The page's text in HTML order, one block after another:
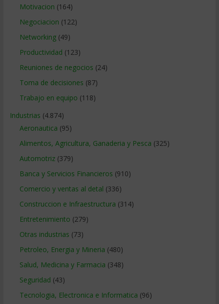
Motivacion (164)
Negociacion (122)
Networking(49)
Productividad (123)
Reuniones de negocios (24)
Toma de decisiones (87)
Trabajo en equipo (118)
Industrias (4.874)
Aeronautica (95)
Alimentos, Agricultura, Ganaderia y Pesca (325)
Automotriz(379)
Banca y Servicios Financieros (910)
Comercio y ventas al detal (336)
Construccion e Infraestructura (314)
Entretenimiento (279)
Otras industrias (73)
Petroleo, Energia y Mineria (480)
Salud, Medicina y Farmacia (348)
Seguridad (43)
Tecnologia, Electronica e Informatica (96)